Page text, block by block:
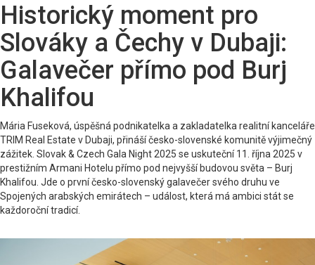
Historický moment pro
Slováky a Čechy v Dubaji:
Galavečer přímo pod Burj
Khalifou
Mária Fuseková, úspěšná podnikatelka a zakladatelka realitní kanceláře
TRIM Real Estate v Dubaji, přináší česko-slovenské komunitě výjimečný
zážitek. Slovak & Czech Gala Night 2025 se uskuteční 11. října 2025 v
prestižním Armani Hotelu přímo pod nejvyšší budovou světa – Burj
Khalifou. Jde o první česko-slovenský galavečer svého druhu ve
Spojených arabských emirátech – událost, která má ambici stát se
každoroční tradicí.